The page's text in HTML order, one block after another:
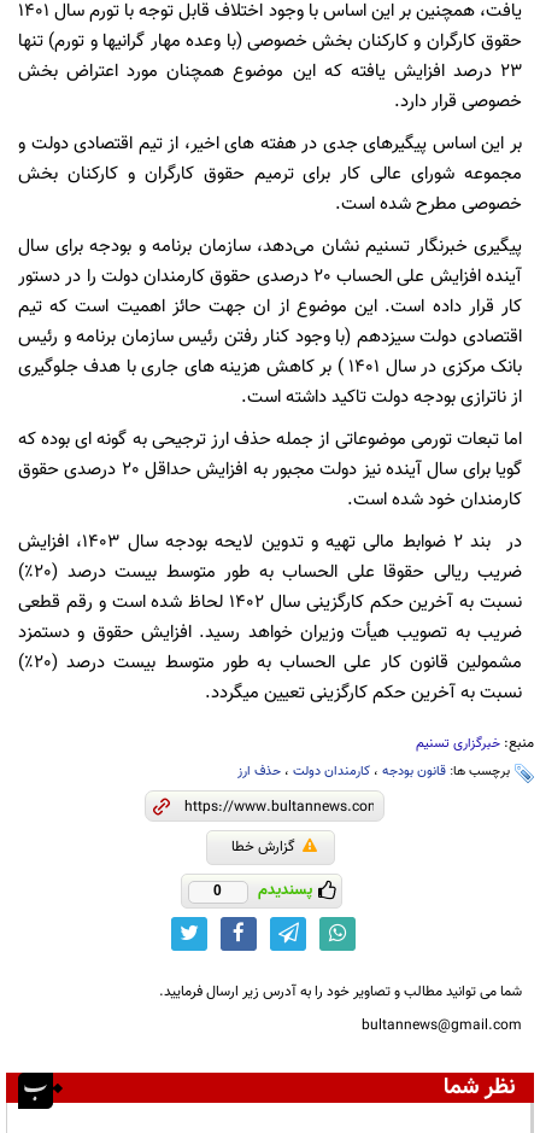
یافت، همچنین بر این اساس با وجود اختلاف قابل توجه با تورم سال 1401
حقوق کارگران و کارکنان بخش خصوصی (با وعده مهار گرانیها و تورم) تنها
23 درصد افزایش یافته که این موضوع همچنان مورد اعتراض بخش
خصوصی قرار دارد.
بر این اساس پیگیرهای جدی در هفته های اخیر، از تیم اقتصادی دولت و
مجموعه شورای عالی کار برای ترمیم حقوق کارگران و کارکنان بخش
خصوصی مطرح شده است.
پیگیری خبرنگار تسنیم نشان می‌دهد، سازمان برنامه و بودجه برای سال
آینده افزایش علی الحساب 20 درصدی حقوق کارمندان دولت را در دستور
کار قرار داده است. این موضوع از ان جهت حائز اهمیت است که تیم
اقتصادی دولت سیزدهم (با وجود کنار رفتن رئیس سازمان برنامه و رئیس
بانک مرکزی در سال 1401 ) بر کاهش هزینه های جاری با هدف جلوگیری
از ناترازی بودجه دولت تاکید داشته است.
اما تبعات تورمی موضوعاتی از جمله حذف ارز ترجیحی به گونه ای بوده که
گویا برای سال آینده نیز دولت مجبور به افزایش حداقل 20 درصدی حقوق
کارمندان خود شده است.
در بند 2 ضوابط مالی تهیه و تدوین لایحه بودجه سال 1403، افزایش
ضریب ریالی حقوقا علی الحساب به طور متوسط بیست درصد (20٪)
نسبت به آخرین حکم کارگزینی سال 1402 لحاظ شده است و رقم قطعی
ضریب به تصویب هیأت وزیران خواهد رسید. افزایش حقوق و دستمزد
مشمولین قانون کار علی الحساب به طور متوسط بیست درصد (20٪)
نسبت به آخرین حکم کارگزینی تعیین میگردد.
منبع: خبرگزاری تسنیم
برچسب ها: قانون بودجه ، کارمندان دولت ، حذف ارز
گزارش خطا
پسندیدم 0
شما می توانید مطالب و تصاویر خود را به آدرس زیر ارسال فرمایید.
bultannews@gmail.com
نظر شما